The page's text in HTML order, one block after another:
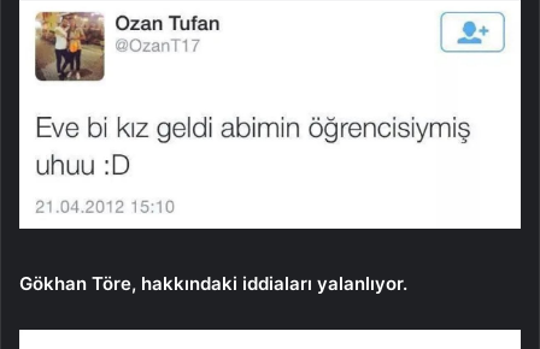
Gökhan Töre, hakkındaki iddiaları yalanlıyor.